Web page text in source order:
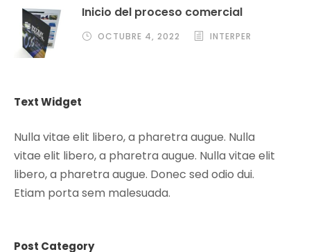
Inicio del proceso comercial
OCTUBRE 4, 2022 INTERPER
Text Widget
Nulla vitae elit libero, a pharetra augue. Nulla
vitae elit libero, a pharetra augue. Nulla vitae elit
libero, a pharetra augue. Donec sed odio dui.
Etiam porta sem malesuada.
Post Category